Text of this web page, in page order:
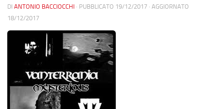
DI ANTONIO BACCIOCCHI · PUBBLICATO 19/12/2017 · AGGIORNATO
18/12/2017